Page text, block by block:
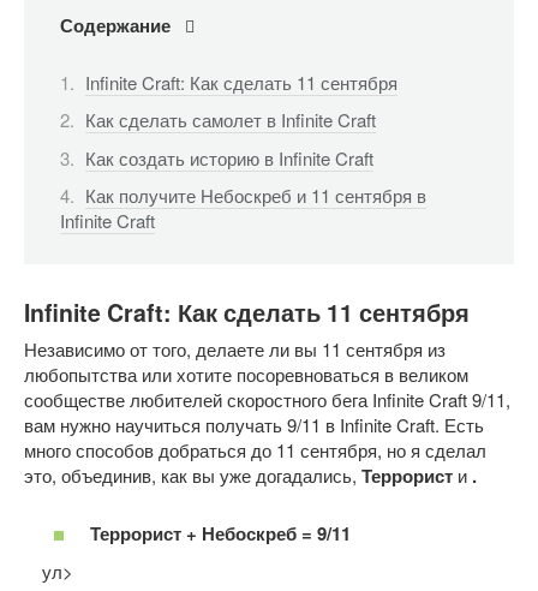
Содержание
Infinite Craft: Как сделать 11 сентября
Как сделать самолет в Infinite Craft
Как создать историю в Infinite Craft
Как получите Небоскреб и 11 сентября в
Infinite Craft
Infinite Craft: Как сделать 11 сентября
Независимо от того, делаете ли вы 11 сентября из
любопытства или хотите посоревноваться в великом
сообществе любителей скоростного бега Infinite Craft 9/11,
вам нужно научиться получать 9/11 в Infinite Craft. Есть
много способов добраться до 11 сентября, но я сделал
это, объединив, как вы уже догадались, Террорист и .
Террорист + Небоскреб = 9/11
ул>